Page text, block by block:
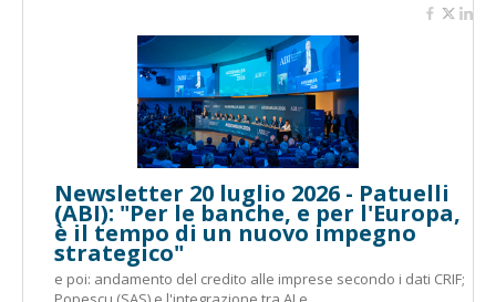
Newsletter 20 luglio 2026 - Patuelli
(ABI): "Per le banche, e per l'Europa,
è il tempo di un nuovo impegno
strategico"
e poi: andamento del credito alle imprese secondo i dati CRIF;